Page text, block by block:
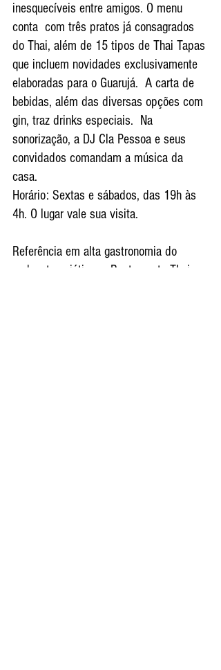
inesquecíveis entre amigos. O menu
conta  com três pratos já consagrados
do Thai, além de 15 tipos de Thai Tapas
que incluem novidades exclusivamente
elaboradas para o Guarujá.  A carta de
bebidas, além das diversas opções com
gin, traz drinks especiais.  Na
sonorização, a DJ Cla Pessoa e seus
convidados comandam a música da
casa.
Horário: Sextas e sábados, das 19h às
4h. O lugar vale sua visita.
Referência em alta gastronomia do
sudoeste asiático, o Restaurante Thai